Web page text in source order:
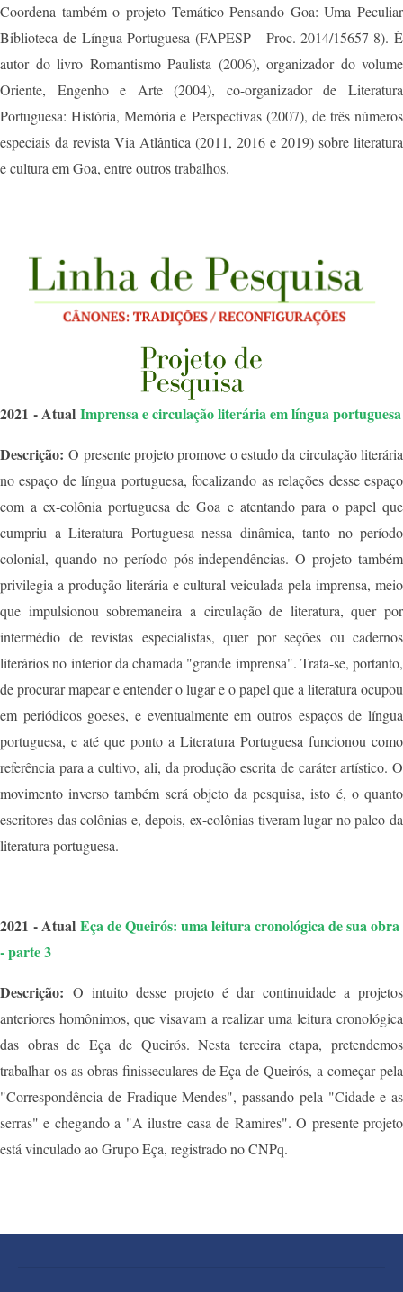
Coordena também o projeto Temático Pensando Goa: Uma Peculiar
Biblioteca de Língua Portuguesa (FAPESP - Proc. 2014/15657-8). É
autor do livro Romantismo Paulista (2006), organizador do volume
Oriente, Engenho e Arte (2004), co-organizador de Literatura
Portuguesa: História, Memória e Perspectivas (2007), de três números
especiais da revista Via Atlântica (2011, 2016 e 2019) sobre literatura
e cultura em Goa, entre outros trabalhos.
2021 - Atual Imprensa e circulação literária em língua portuguesa
Descrição: O presente projeto promove o estudo da circulação literária
no espaço de língua portuguesa, focalizando as relações desse espaço
com a ex-colônia portuguesa de Goa e atentando para o papel que
cumpriu a Literatura Portuguesa nessa dinâmica, tanto no período
colonial, quando no período pós-independências. O projeto também
privilegia a produção literária e cultural veiculada pela imprensa, meio
que impulsionou sobremaneira a circulação de literatura, quer por
intermédio de revistas especialistas, quer por seções ou cadernos
literários no interior da chamada "grande imprensa". Trata-se, portanto,
de procurar mapear e entender o lugar e o papel que a literatura ocupou
em periódicos goeses, e eventualmente em outros espaços de língua
portuguesa, e até que ponto a Literatura Portuguesa funcionou como
referência para a cultivo, ali, da produção escrita de caráter artístico. O
movimento inverso também será objeto da pesquisa, isto é, o quanto
escritores das colônias e, depois, ex-colônias tiveram lugar no palco da
literatura portuguesa.
2021 - Atual Eça de Queirós: uma leitura cronológica de sua obra
- parte 3
Descrição: O intuito desse projeto é dar continuidade a projetos
anteriores homônimos, que visavam a realizar uma leitura cronológica
das obras de Eça de Queirós. Nesta terceira etapa, pretendemos
trabalhar os as obras finisseculares de Eça de Queirós, a começar pela
"Correspondência de Fradique Mendes", passando pela "Cidade e as
serras" e chegando a "A ilustre casa de Ramires". O presente projeto
está vinculado ao Grupo Eça, registrado no CNPq.